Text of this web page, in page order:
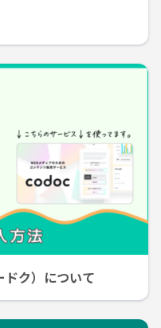
ク）について